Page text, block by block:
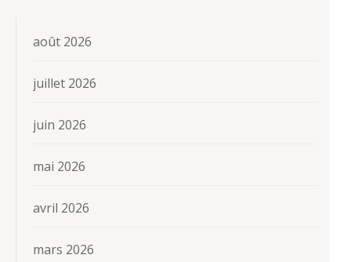
août 2026
juillet 2026
juin 2026
mai 2026
avril 2026
mars 2026